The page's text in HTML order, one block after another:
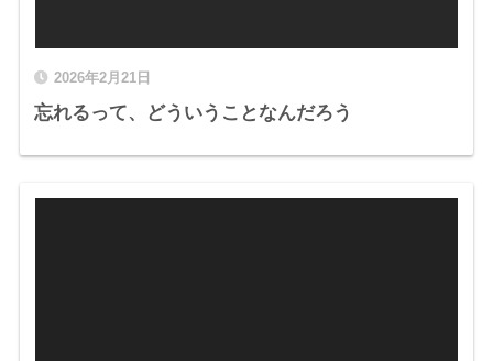
2026年2月21日
忘れるって、どういうことなんだろう